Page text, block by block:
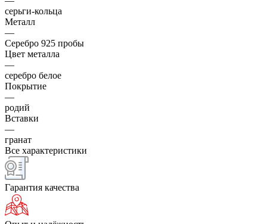
серьги-кольца
Металл
—
Серебро 925 пробы
Цвет металла
—
серебро белое
Покрытие
—
родий
Вставки
—
гранат
Все характеристики
Гарантия качества